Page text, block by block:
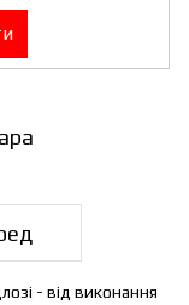
- від виконання